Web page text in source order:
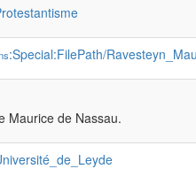
:Special:FilePath/
Maurice de Nassau.